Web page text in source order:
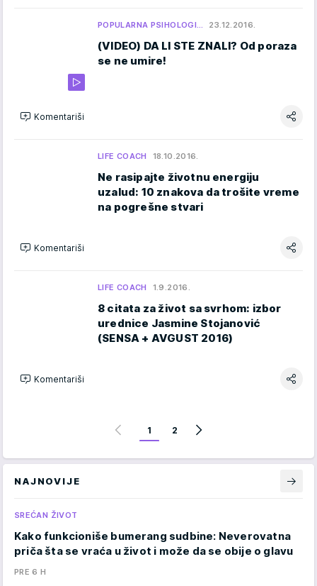
POPULARNA PSIHOLOGI… 23.12.2016.
(VIDEO) DA LI STE ZNALI? Od poraza
se ne umire!
Komentariši
LIFE COACH 18.10.2016.
Ne rasipajte životnu energiju
uzalud: 10 znakova da trošite vreme
na pogrešne stvari
Komentariši
LIFE COACH 1.9.2016.
8 citata za život sa svrhom: izbor
urednice Jasmine Stojanović
(SENSA + AVGUST 2016)
Komentariši
1 2
NAJNOVIJE
SREĆAN ŽIVOT
Kako funkcioniše bumerang sudbine: Neverovatna
priča šta se vraća u život i može da se obije o glavu
PRE 6 H